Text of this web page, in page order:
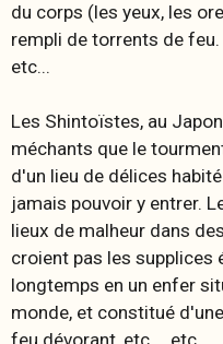
du corps (les yeux, les
rempli de torrents de
etc...
Les Shintoïstes, au
méchants que le
d'un lieu de délices
jamais pouvoir y entrer.
lieux de malheur dans
croient pas les supplices
longtemps en un enfer
monde, et constitué